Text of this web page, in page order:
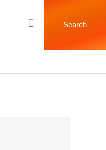
Search